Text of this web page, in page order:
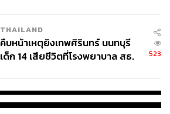
THAILAND
คืบหน้าเหตุยิงเทพศิรินทร์ นนทบุรี
เด็ก 14 เสียชีวิตที่โรงพยาบาล สธ.
523